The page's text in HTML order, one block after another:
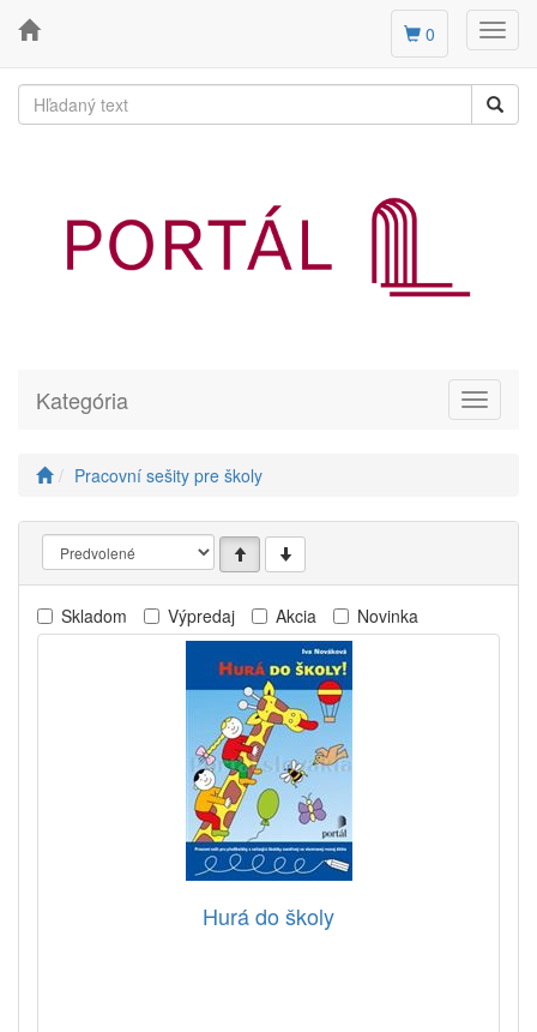
0
Toggle
Kategória
Pracovní sešity pre školy
Skladom Výpredaj Akcia Novinka
Hurá do školy